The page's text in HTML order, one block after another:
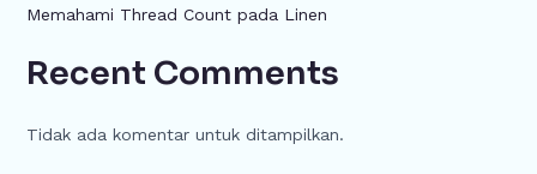
Memahami Thread Count pada Linen
Recent Comments
Tidak ada komentar untuk ditampilkan.